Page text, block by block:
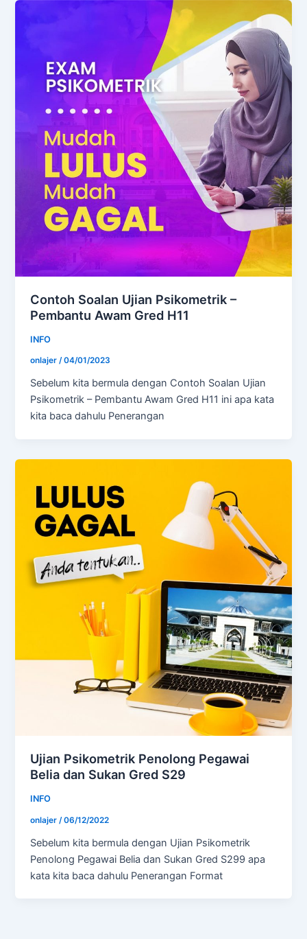
Contoh Soalan Ujian Psikometrik –
Pembantu Awam Gred H11
INFO
onlajer/04/01/2023
Sebelum kita bermula dengan Contoh Soalan Ujian
Psikometrik – Pembantu Awam Gred H11 ini apa kata
kita baca dahulu Penerangan
Ujian Psikometrik Penolong Pegawai
Belia dan Sukan Gred S29
INFO
onlajer /06/12/2022
Sebelum kita bermula dengan Ujian Psikometrik
Penolong Pegawai Belia dan Sukan Gred S299 apa
kata kita baca dahulu Penerangan Format